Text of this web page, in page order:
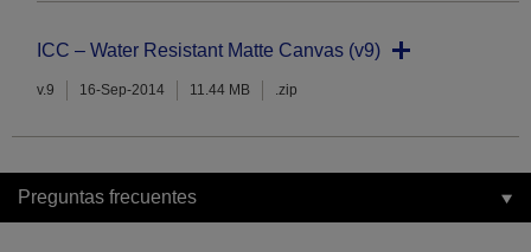
ICC – Water Resistant Matte Canvas (v9)
v.9 16-Sep-2014 11.44 MB .zip
Preguntas frecuentes